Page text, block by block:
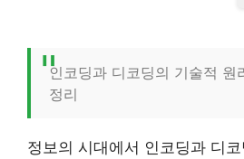
인코딩과 디코딩의 기술적 원
정리
정보의 시대에서 인코딩과 디